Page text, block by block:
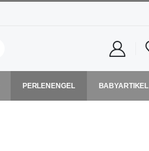
PERLENENGEL BABYARTIKEL